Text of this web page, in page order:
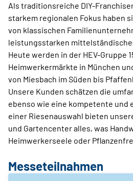
Als traditionsreiche DIY-
starkem regionalen Fokus haben
von klassischen
leistungsstarken
Heute werden in der HEV-Gruppe
Heimwerkermärkte in München
von Miesbach im Süden bis
Unsere Kunden schätzen die
ebenso wie eine kompetente und
einer Riesenauswahl bieten
und Gartencenter alles, was
Heimwerkerseele oder
Messeteilnahmen